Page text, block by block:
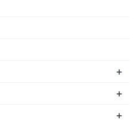
+
+
+